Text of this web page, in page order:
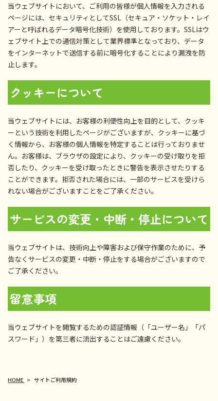
当ウェブサイトにおいて、ご利用の皆様が個人情報を入力される
ページには、セキュリティとしてSSL（セキュア・ソケット・レイ
アーと呼ばれるデータ暗号化技術）を使用しております。SSLはウ
ェブサイト上での通信対策として業界標準となっており、データ
をインターネットで送信する前に暗号化することにより漏洩を防
止します。
クッキーについて
当ウェブサイトには、お客様の利便性向上を目的として、クッキ
ーという技術を利用したページがございますが、クッキーに基づ
く情報から、お客様の個人情報を特定することは行っておりませ
ん。お客様は、ブラウザの設定により、クッキーの受け取りを拒
否したり、クッキーを受け取ったときに警告を表示させたりする
ことができます。拒否された場合には、一部のサービスを受けら
れない場合がございますことをご了承ください。
サービスの変更・中断・停止について
当ウェブサイトは、技術向上や障害および保守作業のために、予
告なくサービスの変更・中断・停止をする場合がございますので
ご了承ください。
留意事項
当ウェブサイトを閲覧するための認証情報（「ユーザー名」「パ
スワード」）を第三者に流出することはご遠慮ください。
HOME サイトご利用規約